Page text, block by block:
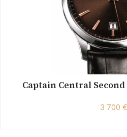
Captain Central Second
3 700 €